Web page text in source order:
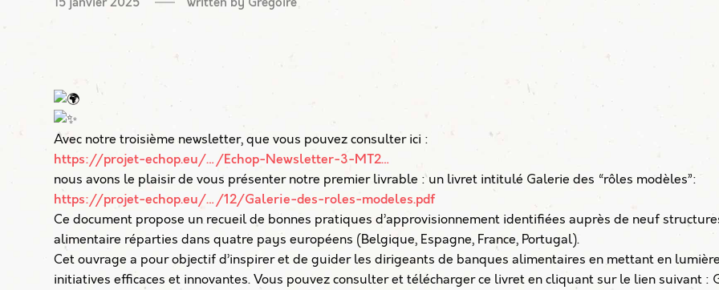
Avec notre troisième newsletter, que vous pouvez consulter ici :
https://projet-echop.eu/…/Echop-Newsletter-3-MT2…
nous avons le plaisir de vous présenter notre premier livrable : un livret intitulé Galerie des “rôles modèles”:
https://projet-echop.eu/…/12/Galerie-des-roles-modeles.pdf
Ce document propose un recueil de bonnes pratiques d’approvisionnement identifiées auprès de neuf
alimentaire réparties dans quatre pays européens (Belgique, Espagne, France, Portugal).
Cet ouvrage a pour objectif d’inspirer et de guider les dirigeants de banques alimentaires en mettant en
initiatives efficaces et innovantes. Vous pouvez consulter et télécharger ce livret en cliquant sur le lien suivant :